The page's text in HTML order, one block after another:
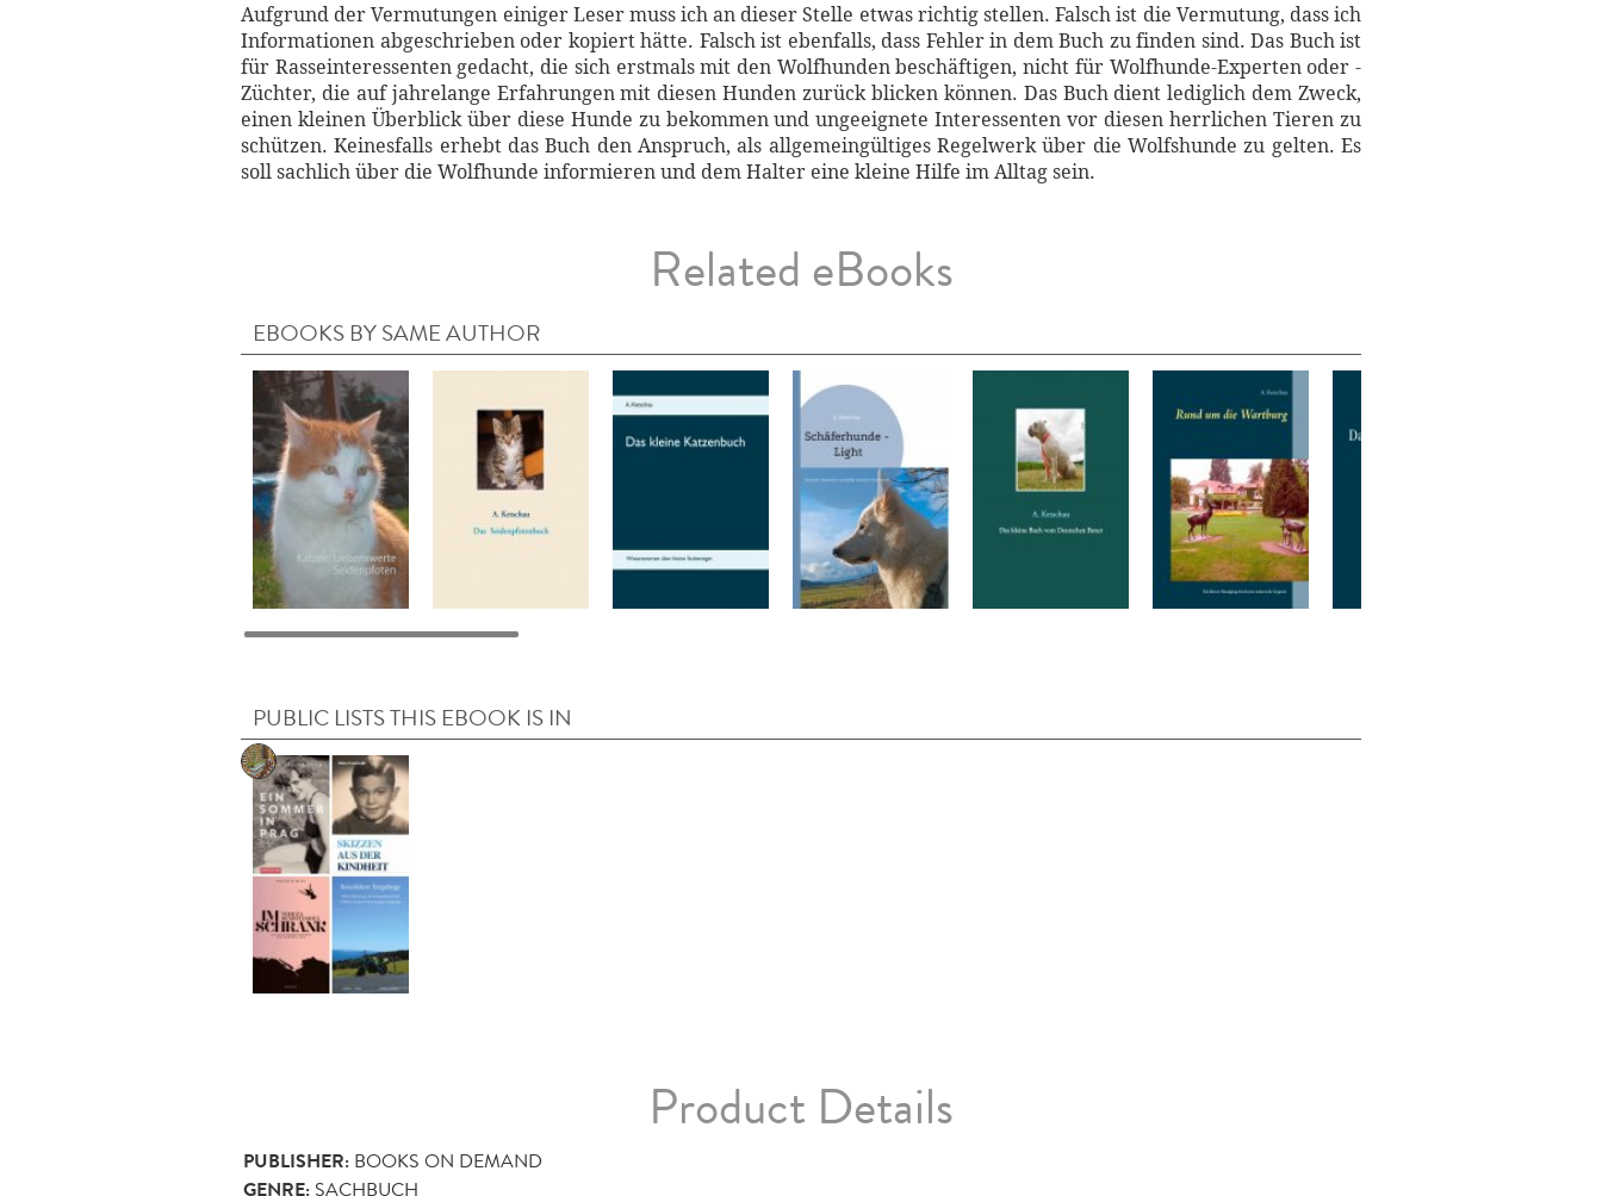
Aufgrund der Vermutungen einiger Leser muss ich an dieser Stelle etwas richtig stellen. Falsch ist die Vermutung, dass ich
Informationen abgeschrieben oder kopiert hätte. Falsch ist ebenfalls, dass Fehler in dem Buch zu finden sind. Das Buch ist
für Rasseinteressenten gedacht, die sich erstmals mit den Wolfhunden beschäftigen, nicht für Wolfhunde-Experten oder -
Züchter, die auf jahrelange Erfahrungen mit diesen Hunden zurück blicken können. Das Buch dient lediglich dem Zweck,
einen kleinen Überblick über diese Hunde zu bekommen und ungeeignete Interessenten vor diesen herrlichen Tieren zu
schützen. Keinesfalls erhebt das Buch den Anspruch, als allgemeingültiges Regelwerk über die Wolfshunde zu gelten. Es
soll sachlich über die Wolfhunde informieren und dem Halter eine kleine Hilfe im Alltag sein.
Related eBooks
EBOOKS BY SAME AUTHOR
PUBLIC LISTS THIS EBOOK IS IN
Product Details
PUBLISHER: BOOKS ON DEMAND
SACHBUCH